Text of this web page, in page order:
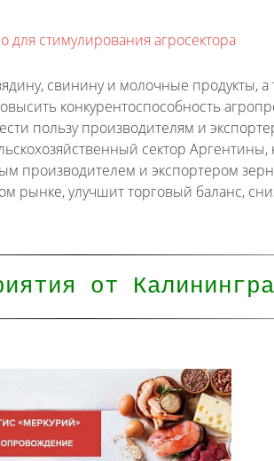
стимулирования агросектора
свинину и молочные продукты,
конкурентоспособность
пользу производителям и
сектор
производителем и экспортером
рынке, улучшит торговый баланс,
от